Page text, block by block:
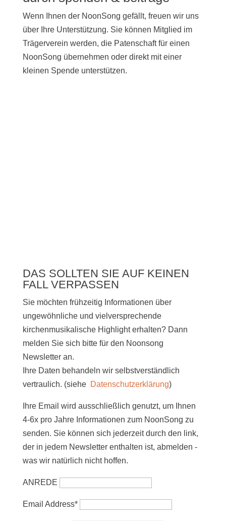
Wenn Ihnen der NoonSong gefällt, freuen wir uns
über Ihre Unterstützung. Sie können Mitglied im
Trägerverein werden, die Patenschaft für einen
NoonSong übernehmen oder direkt mit einer
kleinen Spende unterstützen.
DAS SOLLTEN SIE AUF KEINEN
FALL VERPASSEN
Sie möchten frühzeitig Informationen über
ungewöhnliche und vielversprechende
kirchenmusikalische Highlight erhalten? Dann
melden Sie sich bitte für den Noonsong
Newsletter an.
Ihre Daten behandeln wir selbstverständlich
vertraulich. (siehe Datenschutzerklärung)
Ihre Email wird ausschließlich genutzt, um Ihnen
4-6x pro Jahre Informationen zum NoonSong zu
senden. Sie können sich jederzeit durch den link,
der in jedem Newsletter enthalten ist, abmelden -
was wir natürlich nicht hoffen.
ANREDE
Email Address*